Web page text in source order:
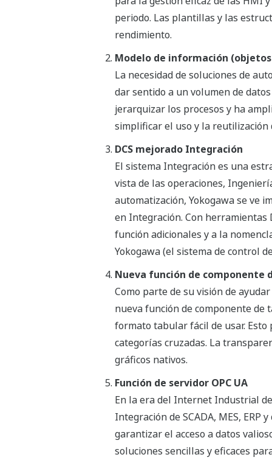
periodo. Las plantillas y las
rendimiento.
Modelo de información
La necesidad de soluciones de
dar sentido a un volumen de
jerarquizar los procesos y ha
simplificar el uso y la
DCS mejorado Integración
El sistema Integración es una
vista de las operaciones,
automatización, Yokogawa se ve
en Integración. Con herramientas
función adicionales y a la
Yokogawa (el sistema de control
Nueva función de componente
Como parte de su visión de
nueva función de componente de
formato tabular fácil de usar. Esto
categorías cruzadas. La
gráficos nativos.
Función de servidor OPC UA
En la era del Internet Industrial
Integración de SCADA, MES,
garantizar el acceso a datos
soluciones sencillas y eficaces